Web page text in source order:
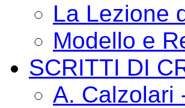
La Lezione
Modello e
SCRITTI DI
A. Calzolari